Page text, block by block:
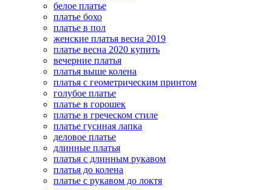
белое платье
платье бохо
платье в пол
женские платья весна 2019
платье весна 2020 купить
вечерние платья
платья выше колена
платья с геометрическим принтом
голубое платье
платье в горошек
платье в греческом стиле
платье гусиная лапка
деловое платье
длинные платья
платья с длинным рукавом
платья до колена
платье с рукавом до локтя